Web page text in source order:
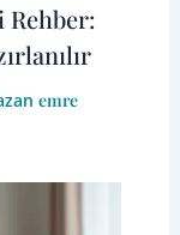
Rehber:
emre